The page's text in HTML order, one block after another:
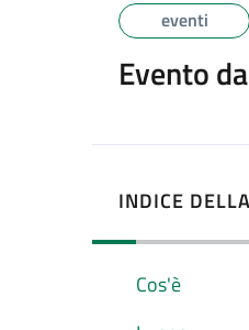
eventi
Evento
INDICE
Cos'è